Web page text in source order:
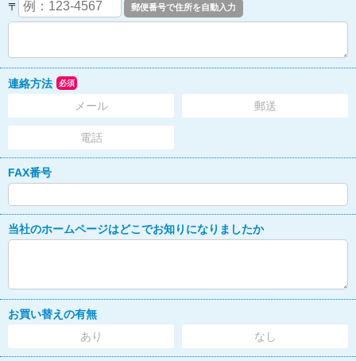
〒
連絡方法 必須
メール 郵送
電話
FAX番号
当社のホームページはどこでお知りになりましたか
お買い替えの有無
あり
なし